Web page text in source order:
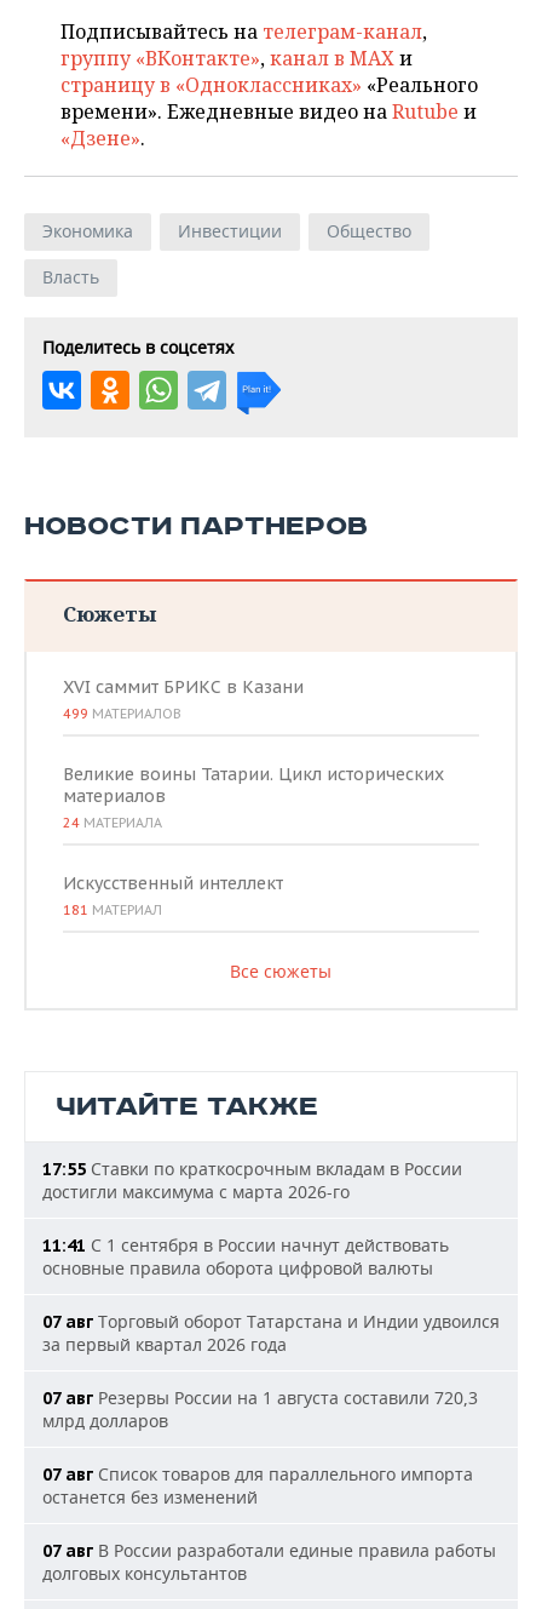
Подписывайтесь на телеграм-канал,
группу «ВКонтакте»,канал в MAXи
страницу в «Одноклассниках» «Реального
времени». Ежедневные видео наRutube и
«Дзене».
Экономика Инвестиции
Общество
Власть
Поделитесь в соцсетях
НОВОСТИ ПАРТНЕРОВ
Сюжеты
XVI саммит БРИКС в Казани
499 МАТЕРИАЛОВ
Великие воины Татарии. Цикл исторических
материалов
24 МАТЕРИАЛА
Искусственный интеллект
181 МАТЕРИАЛ
Все сюжеты
ЧИТАЙТЕ ТАКЖЕ
17:55 Ставки по краткосрочным вкладам в России
достигли максимума с марта 2026-го
11:41 С 1 сентября в России начнут действовать
основные правила оборота цифровой валюты
07 авг Торговый оборот Татарстана и Индии удвоился
за первый квартал 2026 года
07 авг Резервы России на 1 августа составили 720,3
млрд долларов
07 авг Список товаров для параллельного импорта
останется без изменений
07 авг В России разработали единые правила работы
долговых консультантов